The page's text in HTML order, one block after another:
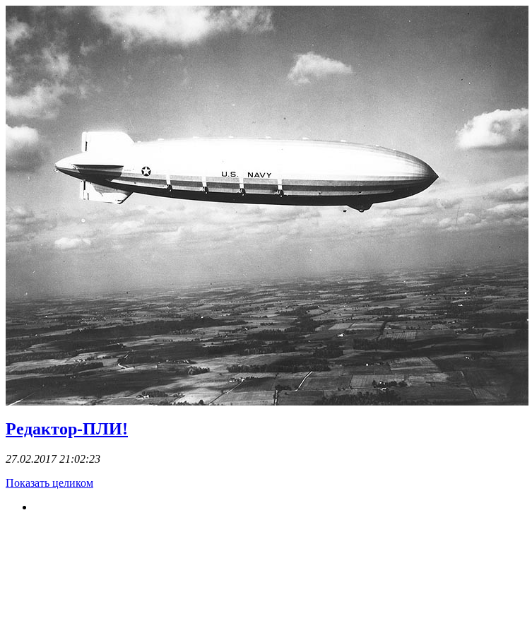
Редактор-ПЛИ!
27.02.2017 21:02:23
Показать целиком